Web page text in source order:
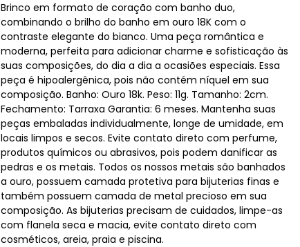
Brinco em formato de coração com banho duo,
combinando o brilho do banho em ouro 18K com o
contraste elegante do bianco. Uma peça romântica e
moderna, perfeita para adicionar charme e sofisticação às
suas composições, do dia a dia a ocasiões especiais. Essa
peça é hipoalergênica, pois não contém níquel em sua
composição. Banho: Ouro 18k. Peso: 11g. Tamanho: 2cm.
Fechamento: Tarraxa Garantia: 6 meses. Mantenha suas
peças embaladas individualmente, longe de umidade, em
locais limpos e secos. Evite contato direto com perfume,
produtos químicos ou abrasivos, pois podem danificar as
pedras e os metais. Todos os nossos metais são banhados
a ouro, possuem camada protetiva para bijuterias finas e
também possuem camada de metal precioso em sua
composição. As bijuterias precisam de cuidados, limpe-as
com flanela seca e macia, evite contato direto com
cosméticos, areia, praia e piscina.